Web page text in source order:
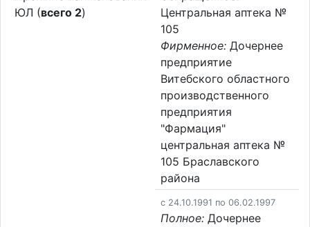
ЮЛ (всего 2)
Центральная аптека №
105
Фирменное: Дочернее
предприятие
Витебского областного
производственного
предприятия
"Фармация"
центральная аптека №
105 Браславского
района
c 24.10.1991 по 06.02.1997
Полное: Дочернее